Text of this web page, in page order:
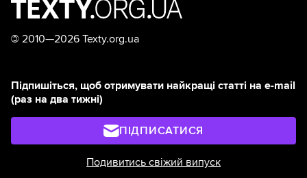
© 2010—2026 Texty.org.ua
Підпишіться, щоб отримувати найкращі статті на e-mail
(раз на два тижні)
ПІДПИСАТИСЯ
Подивитись свіжий випуск